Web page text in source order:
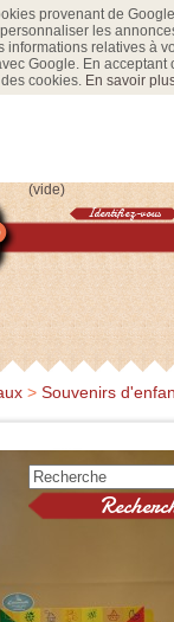
provenant de
les
informations relatives à
Google. En acceptant
cookies. En savoir
(vide)
Identifiez-vous
> Souvenirs